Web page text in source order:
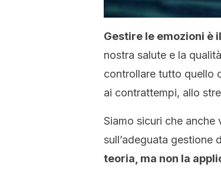
Gestire le emozioni è
nostra salute e la
controllare tutto quello
ai contrattempi, allo
Siamo sicuri che anche
sull’adeguata gestione
teoria, ma non la